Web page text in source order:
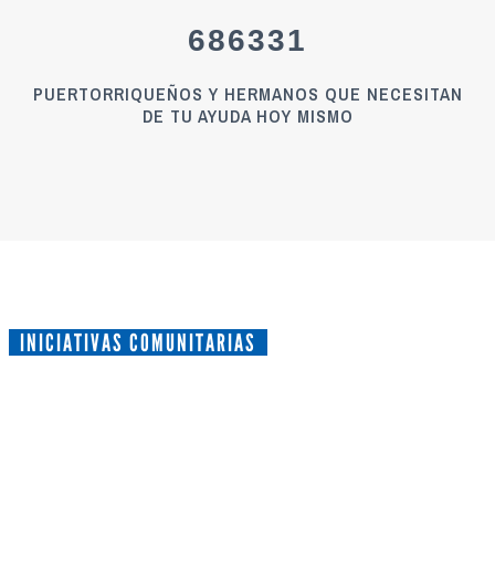
686331
PUERTORRIQUEÑOS Y HERMANOS QUE NECESITAN
DE TU AYUDA HOY MISMO
INICIATIVAS COMUNITARIAS